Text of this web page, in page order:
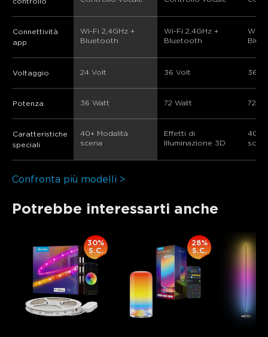
controllo
Connettività
app
Wi-Fi 2,4GHz +
Bluetooth
Wi-Fi 2,4GHz +
Bluetooth
Wi-
Voltaggio 24 Volt 36 Volt 36
Potenza 36 Watt 72 Watt 72
Caratteristiche
speciali
40+ Modalità
scena
Effetti di
Illuminazione 3D
40+
Confronta più modelli >
Potrebbe interessarti anche
30%
S.C.
28%
S.C.